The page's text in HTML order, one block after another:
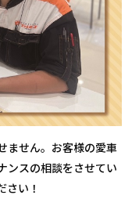
ません。お客様の愛車
ンスの相談をさせてい
さい！